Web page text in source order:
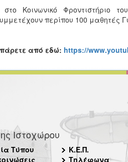
στο Κοινωνικό Φροντιστήριο
περίπου 100 μαθητές
από εδώ: https://
Ιστοχώρου
Τύπου
Κ.Ε.Π.
Τηλέφωνα